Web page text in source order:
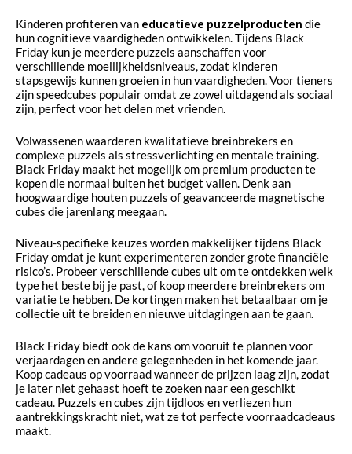
Kinderen profiteren van educatieve puzzelproducten die
hun cognitieve vaardigheden ontwikkelen. Tijdens Black
Friday kun je meerdere puzzels aanschaffen voor
verschillende moeilijkheidsniveaus, zodat kinderen
stapsgewijs kunnen groeien in hun vaardigheden. Voor tieners
zijn speedcubes populair omdat ze zowel uitdagend als sociaal
zijn, perfect voor het delen met vrienden.
Volwassenen waarderen kwalitatieve breinbrekers en
complexe puzzels als stressverlichting en mentale training.
Black Friday maakt het mogelijk om premium producten te
kopen die normaal buiten het budget vallen. Denk aan
hoogwaardige houten puzzels of geavanceerde magnetische
cubes die jarenlang meegaan.
Niveau-specifieke keuzes worden makkelijker tijdens Black
Friday omdat je kunt experimenteren zonder grote financiële
risico’s. Probeer verschillende cubes uit om te ontdekken welk
type het beste bij je past, of koop meerdere breinbrekers om
variatie te hebben. De kortingen maken het betaalbaar om je
collectie uit te breiden en nieuwe uitdagingen aan te gaan.
Black Friday biedt ook de kans om vooruit te plannen voor
verjaardagen en andere gelegenheden in het komende jaar.
Koop cadeaus op voorraad wanneer de prijzen laag zijn, zodat
je later niet gehaast hoeft te zoeken naar een geschikt
cadeau. Puzzels en cubes zijn tijdloos en verliezen hun
aantrekkingskracht niet, wat ze tot perfecte voorraadcadeaus
maakt.